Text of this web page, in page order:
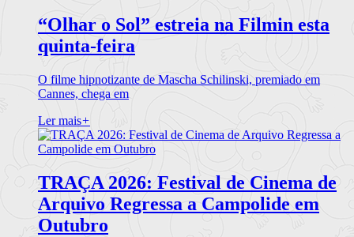
“Olhar o Sol” estreia na Filmin esta
quinta-feira
O filme hipnotizante de Mascha Schilinski, premiado em
Cannes, chega em
Ler mais+
TRAÇA 2026: Festival de Cinema de
Arquivo Regressa a Campolide em
Outubro